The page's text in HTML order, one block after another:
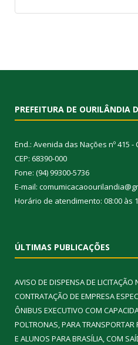
PREFEITURA DE OURILÂNDIA
End.: Avenida das Nações nº 415 -
CEP: 68390-000
Fone: (94) 99300-5736
E-mail:
Horário de atendimento: 08:00 às
ÚLTIMAS PUBLICAÇÕES
AVISO DE DISPENSA DE
CONTRATAÇÃO DE EMPRESA
ÔNIBUS EXECUTIVO COM
POLTRONAS, PARA TRANSPORTAR
E ALUNOS PARA BRASÍLIA, COM